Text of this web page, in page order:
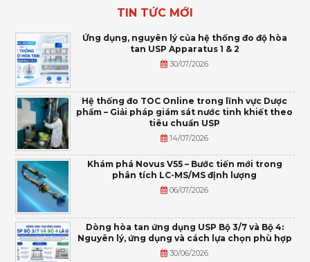
TIN TỨC MỚI
Ứng dụng, nguyên lý của hệ thống đo độ hòa
tan USP Apparatus 1 & 2
30/07/2026
Hệ thống đo TOC Online trong lĩnh vực Dược
phẩm – Giải pháp giám sát nước tinh khiết theo
tiêu chuẩn USP
14/07/2026
Khám phá Novus V55 – Bước tiến mới trong
phân tích LC-MS/MS định lượng
06/07/2026
Dòng hòa tan ứng dụng USP Bộ 3/7 và Bộ 4:
Nguyên lý, ứng dụng và cách lựa chọn phù hợp
30/06/2026